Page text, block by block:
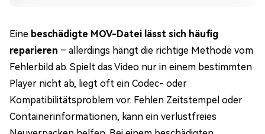
Eine beschädigte MOV-Datei lässt sich häufig
reparieren – allerdings hängt die richtige Methode vom
Fehlerbild ab. Spielt das Video nur in einem bestimmten
Player nicht ab, liegt oft ein Codec- oder
Kompatibilitätsproblem vor. Fehlen Zeitstempel oder
Containerinformationen, kann ein verlustfreies